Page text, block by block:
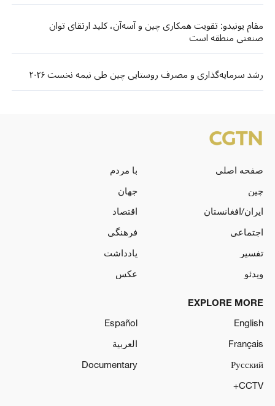
مقام یونیدو: تقویت همکاری چین و آسه‌آن، کلید ارتقای توان
صنعتی منطقه است
رشد سرمایه‌گذاری و مصرف روستایی چین طی نیمه نخست ۲۰۲۶
صفحه اصلی
با مردم
چین
جهان
ایران/افغانستان
اقتصاد
اجتماعی
فرهنگی
تفسیر
یادداشت
ویدئو
عکس
EXPLORE MORE
English
Español
Français
العربية
Русский
Documentary
CCTV+